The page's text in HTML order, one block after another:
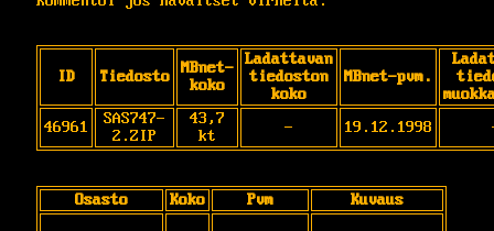
ID Tiedosto
MBnet-
koko
Ladattavan
tiedoston
koko
MBnet-pvm.
46961
SAS747-
2.ZIP
43,7
kt
- 19.12.1998
Osasto Koko Pvm Kuvaus